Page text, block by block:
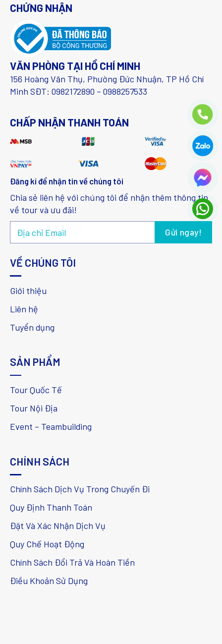
CHỨNG NHẬN
VĂN PHÒNG TẠI HỒ CHÍ MINH
156 Hoàng Văn Thụ, Phường Đức Nhuận, TP Hồ Chí
Minh SĐT: 0982172890 – 0988257533
CHẤP NHẬN THANH TOÁN
Đăng kí để nhận tin về chúng tôi
Chia sẻ liên hệ với chúng tôi để nhận thêm thông tin
về tour và ưu đãi!
VỀ CHÚNG TÔI
Giới thiệu
Liên hệ
Tuyển dụng
SẢN PHẨM
Tour Quốc Tế
Tour Nội Địa
Event – Teambuilding
CHÍNH SÁCH
Chính Sách Dịch Vụ Trong Chuyến Đi
Quy Định Thanh Toán
Đặt Và Xác Nhận Dịch Vụ
Quy Chế Hoạt Động
Chính Sách Đổi Trả Và Hoàn Tiền
Điều Khoản Sử Dụng